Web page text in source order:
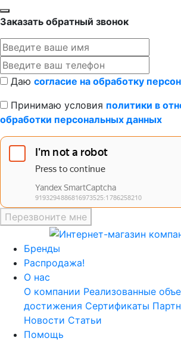
Заказать обратный звонок
Даю согласие на обработку
Принимаю условия политики в
обработки персональных данных
Перезвоните мне
Бренды
Распродажа!
О нас
О компании Реализованные
достижения Сертификаты
Новости Статьи
Помощь